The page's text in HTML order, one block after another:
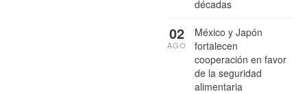
décadas
México y Japón
fortalecen
cooperación en favor
de la seguridad
alimentaria
02
AGO